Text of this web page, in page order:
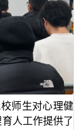
师生对心理健
人工作提供了